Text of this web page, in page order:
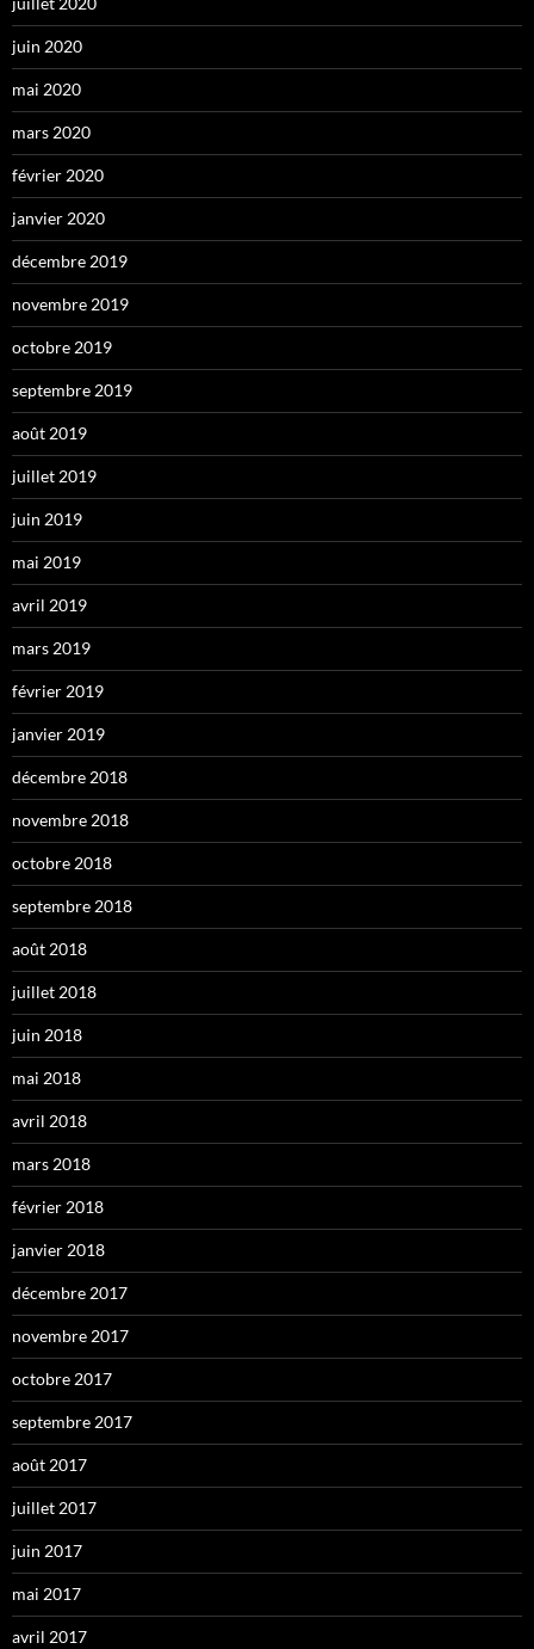
juin 2020
mai 2020
mars 2020
février 2020
janvier 2020
décembre 2019
novembre 2019
octobre 2019
septembre 2019
août 2019
juillet 2019
juin 2019
mai 2019
avril 2019
mars 2019
février 2019
janvier 2019
décembre 2018
novembre 2018
octobre 2018
septembre 2018
août 2018
juillet 2018
juin 2018
mai 2018
avril 2018
mars 2018
février 2018
janvier 2018
décembre 2017
novembre 2017
octobre 2017
septembre 2017
août 2017
juillet 2017
juin 2017
mai 2017
avril 2017